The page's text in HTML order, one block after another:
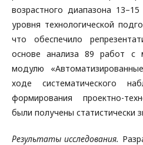
возрастного диапазона
уровня технологической
что обеспечило
основе анализа 89 работ с
модулю
ходе систематического
формирования проектно-
были получены статистически
Результаты исследования.